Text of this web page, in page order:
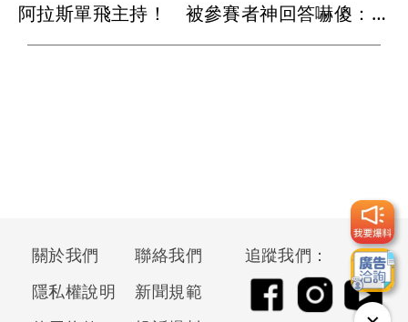
阿拉斯單飛主持！ 被參賽者神回答嚇傻：真的接不住
關於我們
聯絡我們
隱私權說明
新聞規範
追蹤我們：